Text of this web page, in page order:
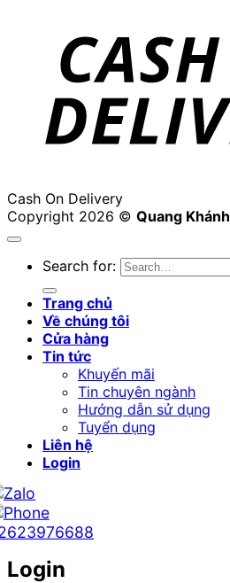
Cash On Delivery
Copyright 2026 © Quang Khánh
Search for:
Trang chủ
Về chúng tôi
Cửa hàng
Tin tức
Khuyến mãi
Tin chuyên ngành
Hướng dẫn sử dụng
Tuyển dụng
Liên hệ
Login
Login